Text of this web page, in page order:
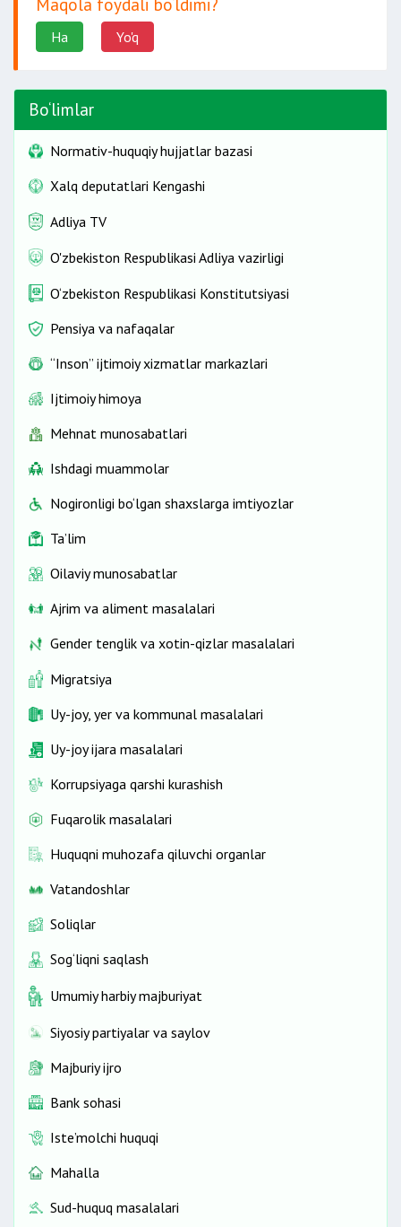
Ha Yo'q
Bo‘limlar
Normativ-huquqiy hujjatlar bazasi
Xalq deputatlari Kengashi
Adliya TV
O'zbekiston Respublikasi Adliya vazirligi
O‘zbekiston Respublikasi Konstitutsiyasi
Pensiya va nafaqalar
“Inson” ijtimoiy xizmatlar markazlari
Ijtimoiy himoya
Mehnat munosabatlari
Ishdagi muammolar
Nogironligi bo‘lgan shaxslarga imtiyozlar
Ta’lim
Oilaviy munosabatlar
Ajrim va aliment masalalari
Gender tenglik va xotin-qizlar masalalari
Migratsiya
Uy-joy, yer va kommunal masalalari
Uy-joy ijara masalalari
Korrupsiyaga qarshi kurashish
Fuqarolik masalalari
Huquqni muhozafa qiluvchi organlar
Vatandoshlar
Soliqlar
Sog‘liqni saqlash
Umumiy harbiy majburiyat
Siyosiy partiyalar va saylov
Majburiy ijro
Bank sohasi
Iste’molchi huquqi
Mahalla
Sud-huquq masalalari